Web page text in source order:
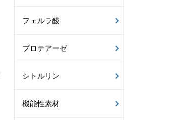
フェルラ酸
プロテアーゼ
シトルリン
機能性素材